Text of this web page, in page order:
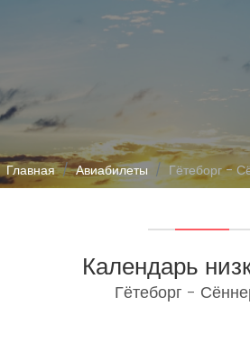
Главная Авиабилеты Гётеборг -
Календарь
Гётеборг -